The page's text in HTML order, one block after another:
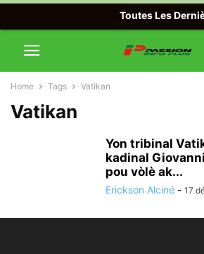
Home Tags Vatikan
Vatikan
Yon tribinal
kadinal
pou vòlè ak...
Erickson Alciné - 17
Toutes Les